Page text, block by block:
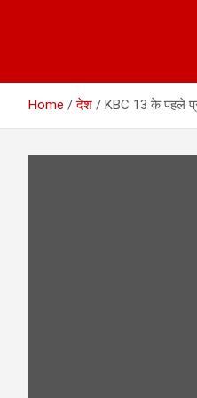
Home देश KBC 13 के पहले